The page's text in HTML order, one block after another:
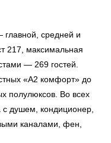
главной, средней и
217, максимальная
— 269 гостей.
«А2 комфорт» до
полулюксов. Во всех
с душем, кондиционер,
каналами, фен,